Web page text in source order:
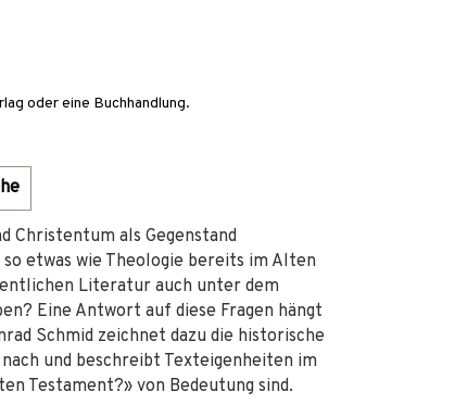
oder eine Buchhandlung.
Christentum als Gegenstand
etwas wie Theologie bereits im Alten
Literatur auch unter dem
Eine Antwort auf diese Fragen hängt
Schmid zeichnet dazu die historische
und beschreibt Texteigenheiten im
Testament?» von Bedeutung sind.